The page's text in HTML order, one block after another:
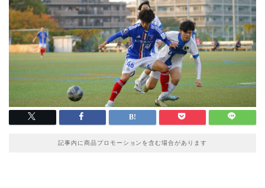
記事内に商品プロモーションを含む場合があります